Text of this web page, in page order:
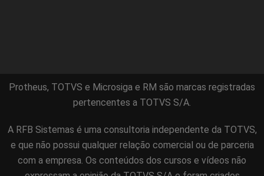
Protheus, TOTVS e Microsiga e RM são marcas registradas
pertencentes a TOTVS S/A.
A RFB Sistemas é uma consultoria independente da TOTVS,
e que não possui qualquer relação comercial ou de parceria
com a empresa. Os conteúdos dos cursos e vídeos não